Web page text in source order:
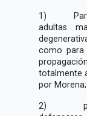
1) Para
adultas
como para
totalmente
por Morena;
2) para